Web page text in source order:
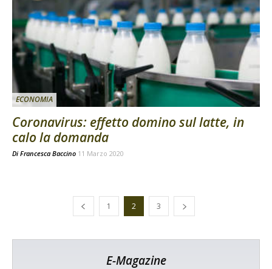
ECONOMIA
Coronavirus: effetto domino sul latte, in
calo la domanda
Di Francesca Baccino 11 Marzo 2020
1 2 3
E-Magazine